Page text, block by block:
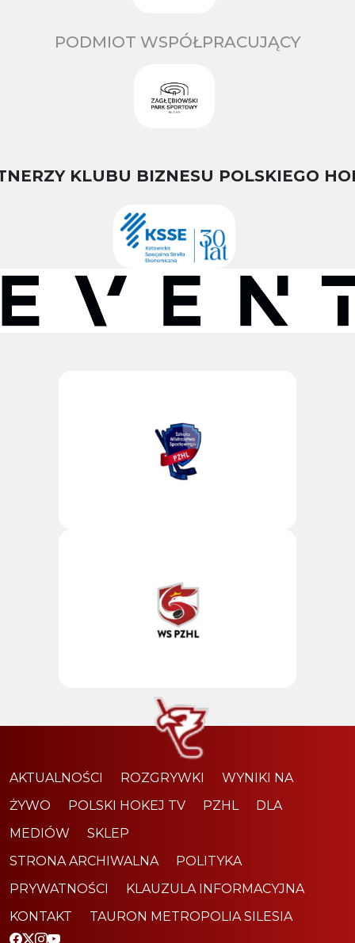
PODMIOT WSPÓŁPRACUJĄCY
KLUBU BIZNESU POLSKIEGO
AKTUALNOŚCI ROZGRYWKI
WYNIKI NA
ŻYWO
POLSKI HOKEJ TV PZHL
DLA
MEDIÓW
SKLEP
STRONA ARCHIWALNA
POLITYKA
PRYWATNOŚCI
KLAUZULA INFORMACYJNA
KONTAKT
TAURON METROPOLIA SILESIA